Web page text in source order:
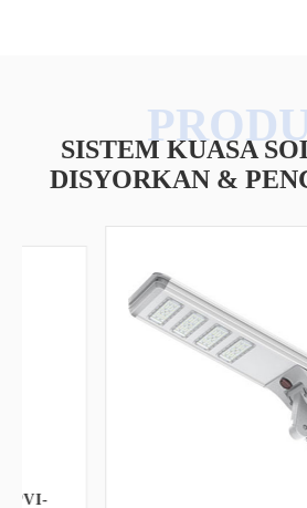
SISTEM KUASA
DISYORKAN &